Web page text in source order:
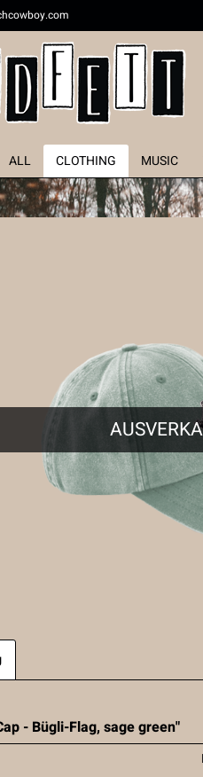
ALL CLOTHING MUSIC
- Bügli-Flag, sage green"